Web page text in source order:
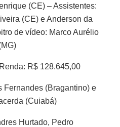
(CE) – Assistentes:
(CE) e Anderson da
de vídeo: Marco Aurélio
R$ 128.645,00
Fernandes (Bragantino) e
(Cuiabá)
Hurtado, Pedro